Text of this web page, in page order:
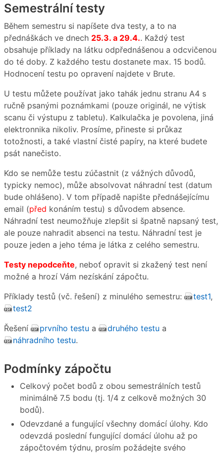
Semestrální testy
Během semestru si napíšete dva testy, a to na
přednáškách ve dnech 25.3. a 29.4.. Každý test
obsahuje příklady na látku odpřednášenou a odcvičenou
do té doby. Z každého testu dostanete max. 15 bodů.
Hodnocení testu po opravení najdete v Brute.
U testu můžete používat jako tahák jednu stranu A4 s
ručně psanými poznámkami (pouze originál, ne výtisk
scanu či výstupu z tabletu). Kalkulačka je povolena, jiná
elektronnika nikoliv. Prosíme, přineste si průkaz
totožnosti, a také vlastní čisté papíry, na které budete
psát nanečisto.
Kdo se nemůže testu zúčastnit (z vážných důvodů,
typicky nemoc), může absolvovat náhradní test (datum
bude ohlášeno). V tom případě napište přednášejícímu
email (před konáním testu) s důvodem absence.
Náhradní test neumožňuje zlepšit si špatně napsaný test,
ale pouze nahradit absenci na testu. Náhradní test je
pouze jeden a jeho téma je látka z celého semestru.
Testy nepodceňte, neboť opravit si zkažený test není
možné a hrozí Vám nezískání zápočtu.
Příklady testů (vč. řešení) z minulého semestru:
test1,
test2
Řešení
prvního testu a druhého testu a
náhradního testu.
Podmínky zápočtu
Celkový počet bodů z obou semestrálních testů
minimálně 7.5 bodu (tj. 1/4 z celkově možných 30
bodů).
Odevzdané a fungující všechny domácí úlohy. Kdo
odevzdá poslední fungující domácí úlohu až po
zápočtovém týdnu, prosím požádejte svého